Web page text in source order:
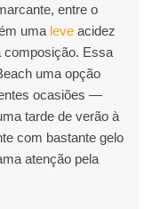
entre o
uma leve acidez
composição. Essa
uma opção
ocasiões —
tarde de verão à
com bastante gelo
atenção pela